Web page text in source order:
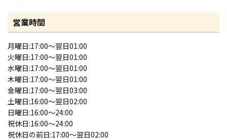
営業時間
月曜日:17:00〜翌日01:00
火曜日:17:00～翌日01:00
水曜日:17:00～翌日01:00
木曜日:17:00～翌日01:00
金曜日:17:00～翌日03:00
土曜日:16:00～翌日02:00
日曜日:16:00～24:00
祝休日:16:00～24:00
祝休日の前日:17:00～翌日02:00